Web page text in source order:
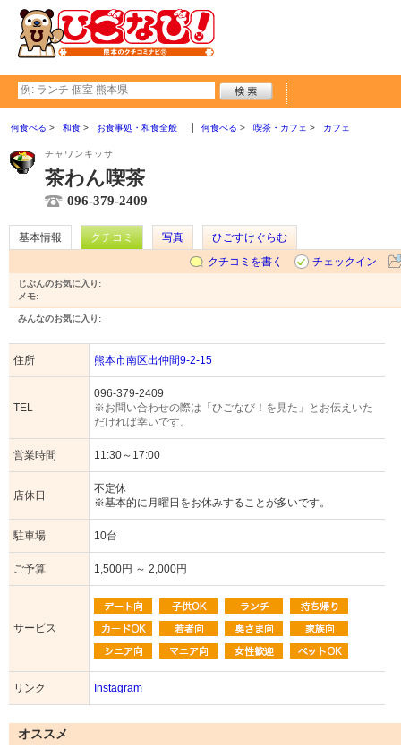
何食べる 和食 お食事処・和食全般 何食べる 喫茶・カフェ カフェ
チャワンキッサ
茶わん喫茶
096-379-2409
基本情報 クチコミ 写真
ひごすけぐらむ
クチコミを書く
チェックイン
じぶんのお気に入り:
メモ:
みんなのお気に入り:
住所 熊本市南区出仲間9-2-15
TEL
096-379-2409
※お問い合わせの際は「ひごなび！を見た」とお伝えいた
だければ幸いです。
営業時間 11:30～17:00
店休日
不定休
※基本的に月曜日をお休みすることが多いです。
駐車場 10台
ご予算 1,500円 ～ 2,000円
サービス
リンク Instagram
オススメ